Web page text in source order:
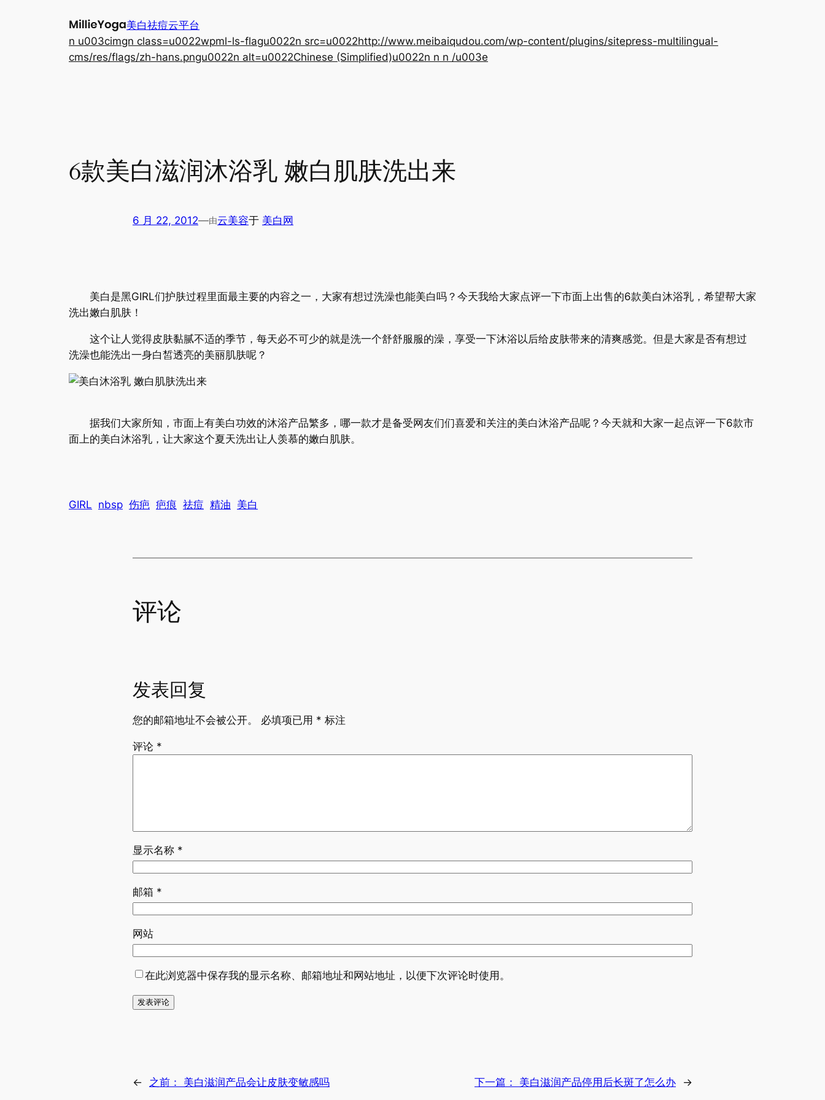
美白祛痘云平台
n u003cimgn class=u0022wpml-ls-flagu0022n src=u0022http://www.meibaiqudou.com/wp-content/plugins/sitepress-multilingual-
cms/res/flags/zh-hans.pngu0022n alt=u0022Chinese (Simplified)u0022n n n /u003e
6款美白滋润沐浴乳 嫩白肌肤洗出来
6 月 22, 2012—由云美容于 美白网
美白是黑GIRL们护肤过程里面最主要的内容之一，大家有想过洗澡也能美白吗？今天我给大家点评一下市面上出售的6款美白沐浴乳，希望帮大家
洗出嫩白肌肤！
这个让人觉得皮肤黏腻不适的季节，每天必不可少的就是洗一个舒舒服服的澡，享受一下沐浴以后给皮肤带来的清爽感觉。但是大家是否有想过
洗澡也能洗出一身白皙透亮的美丽肌肤呢？
据我们大家所知，市面上有美白功效的沐浴产品繁多，哪一款才是备受网友们们喜爱和关注的美白沐浴产品呢？今天就和大家一起点评一下6款市
面上的美白沐浴乳，让大家这个夏天洗出让人羡慕的嫩白肌肤。
GIRL nbsp 伤疤 疤痕 祛痘 精油 美白
评论
发表回复
您的邮箱地址不会被公开。 必填项已用 * 标注
评论 *
显示名称 *
邮箱 *
网站
在此浏览器中保存我的显示名称、邮箱地址和网站地址，以便下次评论时使用。
← 之前： 美白滋润产品会让皮肤变敏感吗 下一篇： 美白滋润产品停用后长斑了怎么办 →